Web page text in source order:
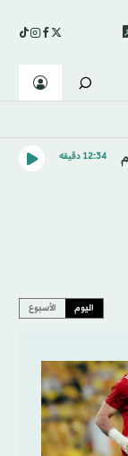
12:34 دقيقه
اليوم الأسبوع